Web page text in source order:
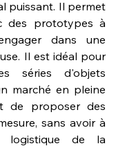
puissant. Il permet
des prototypes à
dans une
Il est idéal pour
séries d'objets
marché en pleine
de proposer des
sans avoir à
logistique de la